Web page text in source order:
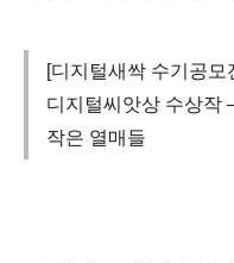
[디지털새싹 수기공
디지털씨앗상 수상작
작은 열매들